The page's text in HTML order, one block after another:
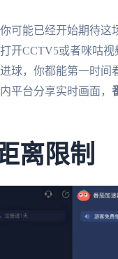
可能已经开始期待这
开CCTV5或者咪咕
球，你都能第一时间
平台分享实时画面，
离限制